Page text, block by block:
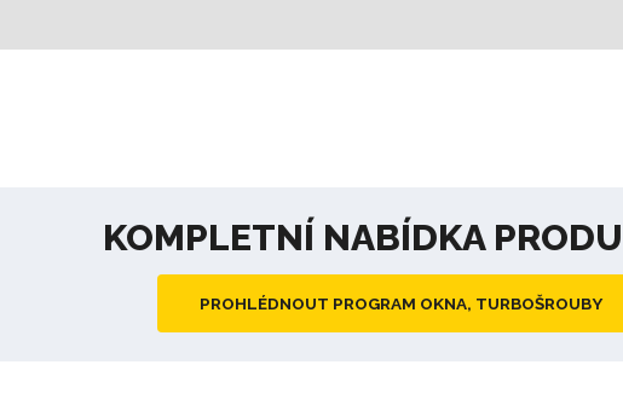
KOMPLETNÍ NABÍDKA
PROHLÉDNOUT PROGRAM OKNA, TURBOŠROUBY